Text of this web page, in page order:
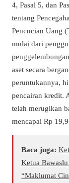
4, Pasal 5, dan
tentang
Pencucian Uang
mulai dari
aset secara
peruntukannya,
pencairan kredit.
telah merugikan
mencapai Rp
Baca juga:
Ketua
“Maklumat